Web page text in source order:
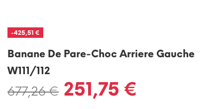
-425,51 €
Banane De Pare-Choc Arriere Gauche
W111/112
677,26 € 251,75 €